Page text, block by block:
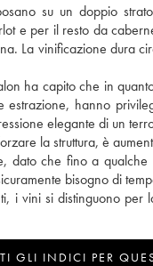
su un doppio
e per il resto da
La vinificazione dura
ha capito che in
estrazione, hanno
elegante di un
la struttura, è
dato che fino a
bisogno di
i vini si distinguono per
GLI INDICI PER